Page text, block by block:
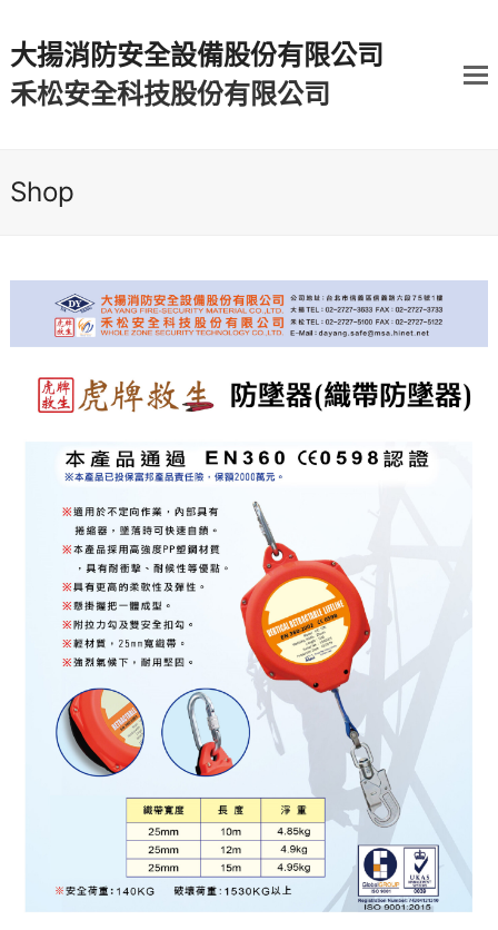
大揚消防安全設備股份有限公司
禾松安全科技股份有限公司
Shop